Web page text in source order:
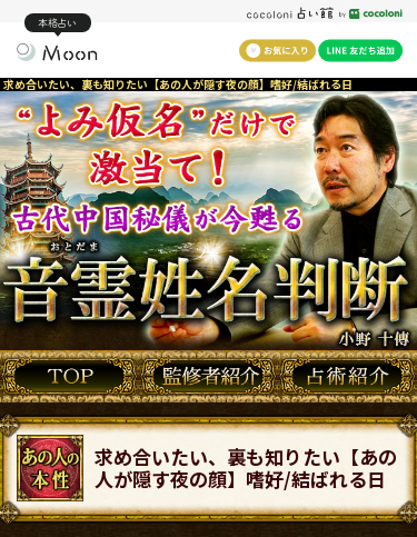
本格占い
求め合いたい、裏も知りたい【あの人が隠す夜の顔】嗜好/結ばれる日
求め合いたい、裏も知りたい【あの
人が隠す夜の顔】嗜好/結ばれる日